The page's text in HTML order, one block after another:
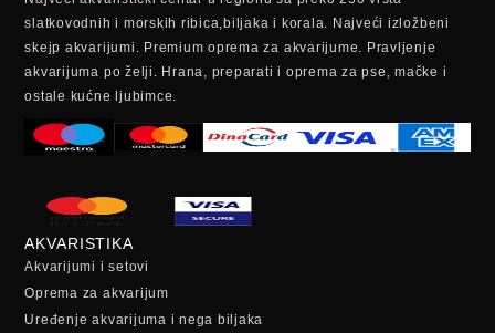
slatkovodnih i morskih ribica,biljaka i korala. Najveći izložbeni
skejp akvarijumi. Premium oprema za akvarijume. Pravljenje
akvarijuma po želji. Hrana, preparati i oprema za pse, mačke i
ostale kućne ljubimce.
AKVARISTIKA
Akvarijumi i setovi
Oprema za akvarijum
Uređenje akvarijuma i nega biljaka